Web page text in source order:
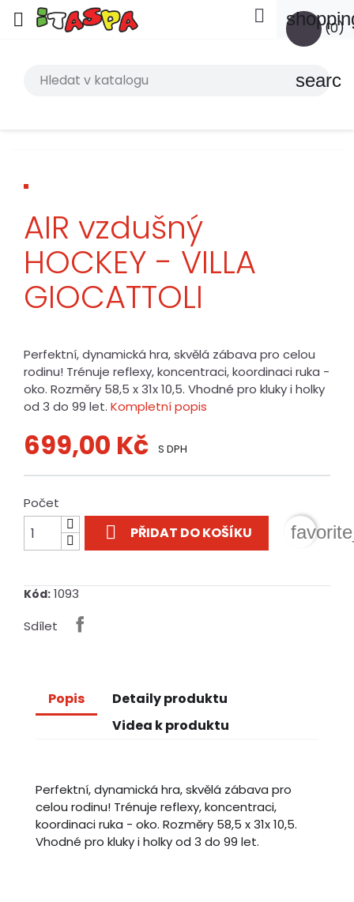
 (0)

search
AIR vzdušný
HOCKEY - VILLA
GIOCATTOLI
Perfektní, dynamická hra, skvělá zábava pro celou
rodinu! Trénuje reflexy, koncentraci, koordinaci ruka -
oko. Rozměry 58,5 x 31x 10,5. Vhodné pro kluky i holky
od 3 do 99 let. Kompletní popis
699,00 Kč S DPH
Počet
 PŘIDAT DO KOŠÍKU
Kód: 1093
Sdílet
Popis
Detaily produktu
Videa k produktu
Perfektní, dynamická hra, skvělá zábava pro
celou rodinu! Trénuje reflexy, koncentraci,
koordinaci ruka - oko. Rozměry 58,5 x 31x 10,5.
Vhodné pro kluky i holky od 3 do 99 let.